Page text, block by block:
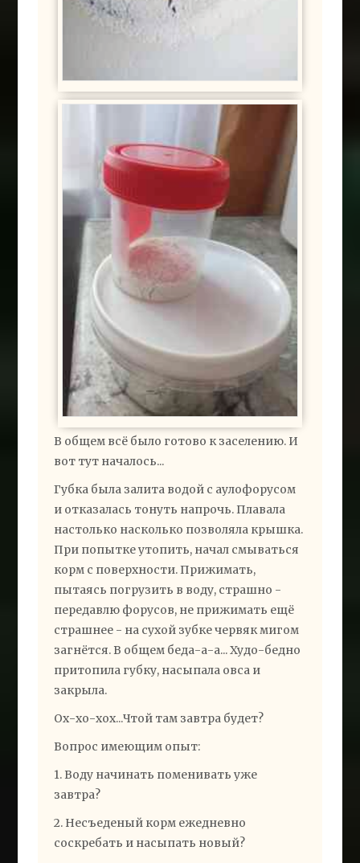
В общем всё было готово к заселению. И
вот тут началось...
Губка была залита водой с аулофорусом
и отказалась тонуть напрочь. Плавала
настолько насколько позволяла крышка.
При попытке утопить, начал смываться
корм с поверхности. Прижимать,
пытаясь погрузить в воду, страшно -
передавлю форусов, не прижимать ещё
страшнее - на сухой зубке червяк мигом
загнётся. В общем беда-а-а... Худо-бедно
притопила губку, насыпала овса и
закрыла.
Ох-хо-хох...Чтой там завтра будет?
Вопрос имеющим опыт:
1. Воду начинать поменивать уже
завтра?
2. Несъеденый корм ежедневно
соскребать и насыпать новый?